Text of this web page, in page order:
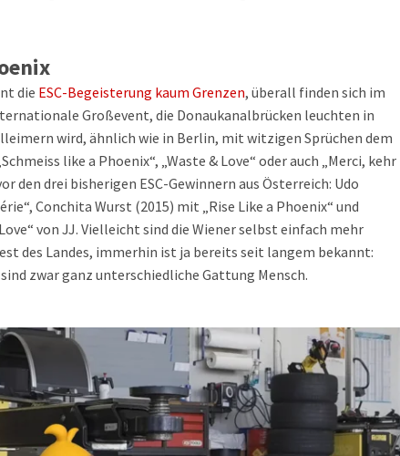
die ESC-Begeisterung kaum Grenzen, überall finden sich im
Großevent, die Donaukanalbrücken leuchten in
wird, ähnlich wie in Berlin, mit witzigen Sprüchen dem
like a Phoenix“, „Waste & Love“ oder auch „Merci, kehr
den drei bisherigen ESC-Gewinnern aus Österreich: Udo
Conchita Wurst (2015) mit „Rise Like a Phoenix“ und
von JJ. Vielleicht sind die Wiener selbst einfach mehr
des Landes, immerhin ist ja bereits seit langem bekannt:
zwar ganz unterschiedliche Gattung Mensch.